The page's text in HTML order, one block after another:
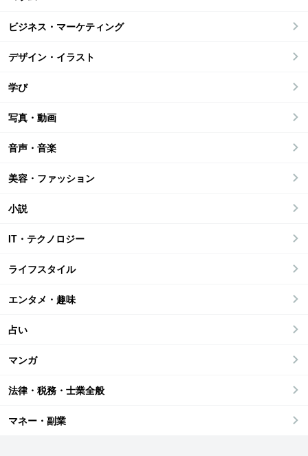
ビジネス・マーケティング
デザイン・イラスト
学び
写真・動画
音声・音楽
美容・ファッション
小説
IT・テクノロジー
ライフスタイル
エンタメ・趣味
占い
マンガ
法律・税務・士業全般
マネー・副業